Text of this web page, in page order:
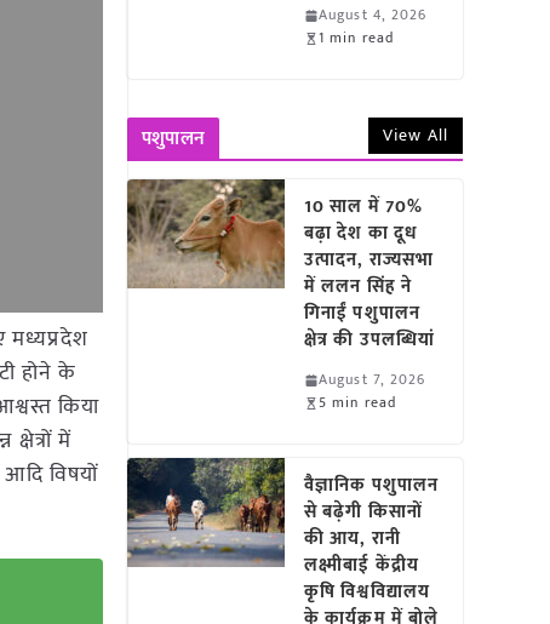
होने के
किया
में
विषयों
August 4, 2026
1 min read
पशुपालन View All
10 साल में 70%
बढ़ा देश का दूध
उत्पादन, राज्यसभा
में ललन सिंह ने
गिनाईं पशुपालन
क्षेत्र की उपलब्धियां
August 7, 2026
5 min read
वैज्ञानिक पशुपालन
से बढ़ेगी किसानों
की आय, रानी
लक्ष्मीबाई केंद्रीय
कृषि विश्वविद्यालय